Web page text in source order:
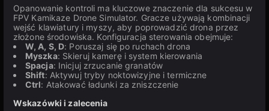
Opanowanie kontroli ma kluczowe znaczenie dla sukcesu w
FPV Kamikaze Drone Simulator. Gracze używają kombinacji
wejść klawiatury i myszy, aby poprowadzić drona przez
złożone środowiska. Konfiguracja sterowania obejmuje:
W, A, S, D: Poruszaj się po ruchach drona
Myszka: Skieruj kamerę i system kierowania
Spacja: Inicjuj zrzucanie granatów
Shift: Aktywuj tryby noktowizyjne i termiczne
Ctrl: Atakować ładunki za zniszczenie
Wskazówki i zalecenia